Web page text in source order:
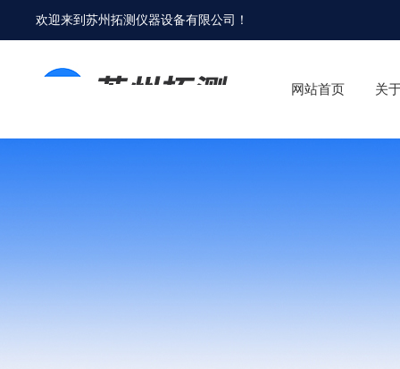
欢迎来到苏州拓测仪器设备有限公司 ！
网站首页 关